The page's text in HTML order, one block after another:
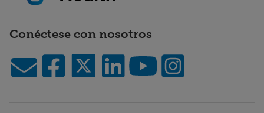
Conéctese con nosotros